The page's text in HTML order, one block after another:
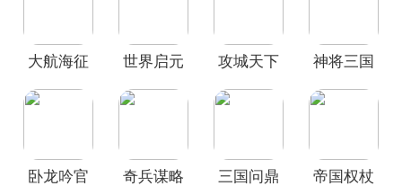
等各种经典且好玩的slg手游，有对slg
游戏感兴趣的小伙伴们欢迎前来3322站
大航海征
世界启元
攻城天下
神将三国
卧龙吟官
奇兵谋略
三国问鼎
帝国权杖